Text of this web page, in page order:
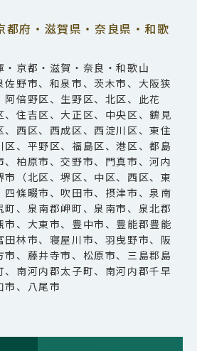
都府・滋賀県・奈良県・和歌
京都・滋賀・奈良・和歌山
野市、和泉市、茨木市、大阪狭
阿倍野区、生野区、北区、此花
、住吉区、大正区、中央区、鶴見
西区、西成区、西淀川区、東住
、平野区、福島区、港区、都島
柏原市、交野市、門真市、河内
（北区、堺区、中区、西区、東
四條畷市、吹田市、摂津市、泉南
、泉南郡岬町、泉南市、泉北郡
、大東市、豊中市、豊能郡豊能
林市、寝屋川市、羽曳野市、阪
市、藤井寺市、松原市、三島郡島
南河内郡太子町、南河内郡千早
市、八尾市